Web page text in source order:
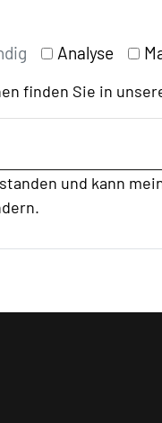
Analyse
finden Sie in
und kann